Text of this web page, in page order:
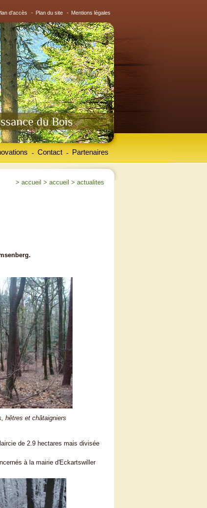
d'accès - Plan du site - Mentions légales
Contact
- Partenaires
-
> accueil > accueil > actualites
hêtres et châtaigniers
de 2.9 hectares mais divisée
à la mairie d'Eckartswiller